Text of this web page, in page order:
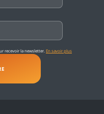
recevoir la newsletter.En savoir plus